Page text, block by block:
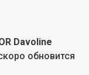
Davoline
обновится